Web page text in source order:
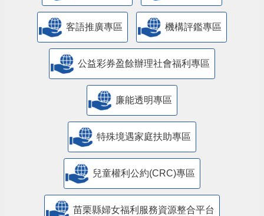
客語推廣專區 機構評鑑專區
公益彩券盈餘辦理社會福利專區
廉能透明專區
特殊境遇家庭扶助專區
兒童權利公約(CRC)專區
苗栗縣婦女福利服務資源整合平台